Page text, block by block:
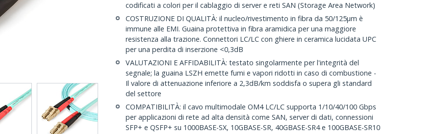
codificati a colori per il cablaggio di server e reti SAN (Storage Area Network)
COSTRUZIONE DI QUALITÀ: il nucleo/rivestimento in fibra da 50/125µm è
immune alle EMI. Guaina protettiva in fibra aramidica per una maggiore
resistenza alla trazione. Connettori LC/LC con ghiere in ceramica lucidata UPC
per una perdita di inserzione <0,3dB
VALUTAZIONI E AFFIDABILITÀ: testato singolarmente per l'integrità del
segnale; la guaina LSZH emette fumi e vapori ridotti in caso di combustione -
Il valore di attenuazione inferiore a 2,3dB/km soddisfa o supera gli standard
del settore
COMPATIBILITÀ: il cavo multimodale OM4 LC/LC supporta 1/10/40/100 Gbps
per applicazioni di rete ad alta densità come SAN, server di dati, connessioni
SFP+ e QSFP+ su 1000BASE-SX, 10GBASE-SR, 40GBASE-SR4 e 100GBASE-SR10